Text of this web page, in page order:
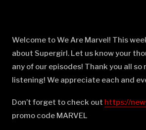
Welcome to We Are Marvel! This
about Supergirl. Let us know your
any of our episodes! Thank you all so
listening! We appreciate each and
Don’t forget to check out ⁠⁠⁠⁠⁠⁠⁠⁠⁠⁠⁠⁠⁠⁠⁠⁠⁠⁠⁠⁠⁠⁠⁠⁠⁠⁠⁠⁠⁠⁠⁠⁠⁠⁠⁠⁠⁠⁠⁠⁠⁠⁠⁠⁠⁠⁠⁠⁠⁠⁠⁠⁠⁠⁠⁠⁠⁠⁠⁠⁠⁠⁠⁠⁠⁠https://
promo code MARVEL